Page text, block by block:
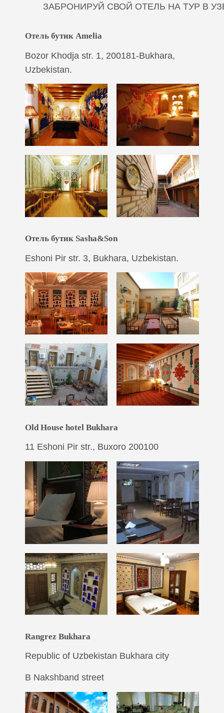
ЗАБРОНИРУЙ СВОЙ ОТЕЛЬ НА ТУР В
Отель бутик Amelia
Bozor Khodja str. 1, 200181-Bukhara,
Uzbekistan.
Отель бутик Sasha&Son
Eshoni Pir str. 3, Bukhara, Uzbekistan.
Old House hotel Bukhara
11 Eshoni Pir str., Buxoro 200100
Rangrez Bukhara
Republic of Uzbekistan Bukhara city
B Nakshband street